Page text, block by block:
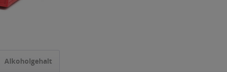
Alkoholgehalt